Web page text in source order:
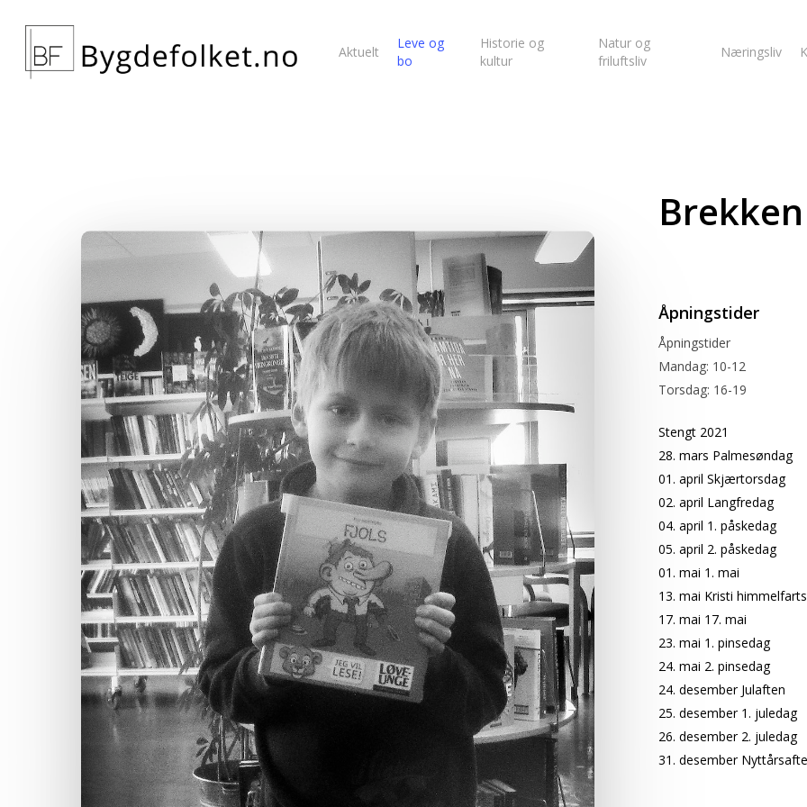
Hit enter to search or ESC to close
Aktuelt
Leve og
bo
Historie og
kultur
Natur og
friluftsliv
Næringsliv
Åpningstider
Åpningstider
Mandag: 10-12
Torsdag: 16-19
Stengt 2021
28. mars Palmesøndag
01. april Skjærtorsdag
02. april Langfredag
04. april 1. påskedag
05. april 2. påskedag
01. mai 1. mai
13. mai Kristi
17. mai 17. mai
23. mai 1. pinsedag
24. mai 2. pinsedag
24. desember Julaften
25. desember 1. juledag
26. desember 2. juledag
31. desember